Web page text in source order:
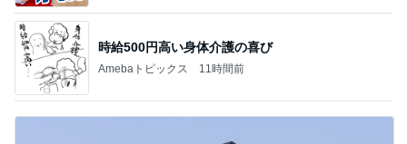
時給500円高い身体介護の喜び
Amebaトピックス 11時間前